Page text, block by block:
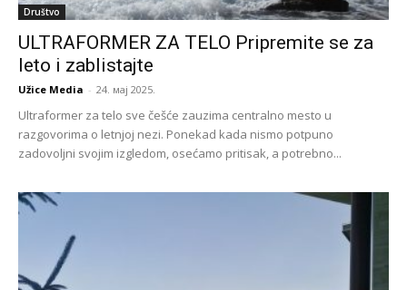
Društvo
ULTRAFORMER ZA TELO Pripremite se za
leto i zablistajte
Užice Media - 24. мај 2025.
Ultraformer za telo sve češće zauzima centralno mesto u
razgovorima o letnjoj nezi. Ponekad kada nismo potpuno
zadovoljni svojim izgledom, osećamo pritisak, a potrebno...